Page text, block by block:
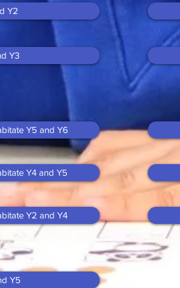
Y5
Y5 and Y6
Y2
Y3
Y4 and Y5
Y2 and Y4